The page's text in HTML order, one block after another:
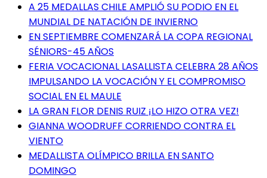
A 25 MEDALLAS CHILE AMPLIÓ SU PODIO EN EL
MUNDIAL DE NATACIÓN DE INVIERNO
EN SEPTIEMBRE COMENZARÁ LA COPA REGIONAL
SÉNIORS-45 AÑOS
FERIA VOCACIONAL LASALLISTA CELEBRA 28 AÑOS
IMPULSANDO LA VOCACIÓN Y EL COMPROMISO
SOCIAL EN EL MAULE
LA GRAN FLOR DENIS RUIZ ¡LO HIZO OTRA VEZ!
GIANNA WOODRUFF CORRIENDO CONTRA EL
VIENTO
MEDALLISTA OLÍMPICO BRILLA EN SANTO
DOMINGO